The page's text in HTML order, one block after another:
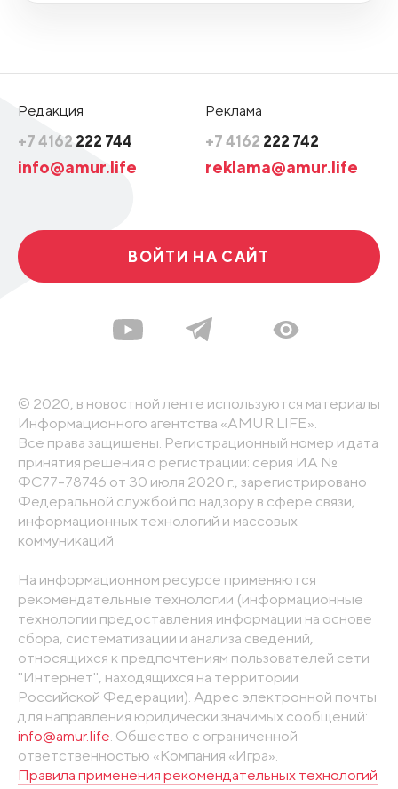
Редакция
+7 4162 222 744
info@amur.life
Реклама
+7 4162 222 742
reklama@amur.life
ВОЙТИ НА САЙТ
© 2020, в новостной ленте используются материалы
Информационного агентства «AMUR.LIFE».
Все права защищены. Регистрационный номер и дата
принятия решения о регистрации: серия ИА №
ФС77-78746 от 30 июля 2020 г., зарегистрировано
Федеральной службой по надзору в сфере связи,
информационных технологий и массовых
коммуникаций
На информационном ресурсе применяются
рекомендательные технологии (информационные
технологии предоставления информации на основе
сбора, систематизации и анализа сведений,
относящихся к предпочтениям пользователей сети
"Интернет", находящихся на территории
Российской Федерации). Адрес электронной почты
для направления юридически значимых сообщений:
info@amur.life . Общество с ограниченной
ответственностью «Компания «Игра».
Правила применения рекомендательных технологий